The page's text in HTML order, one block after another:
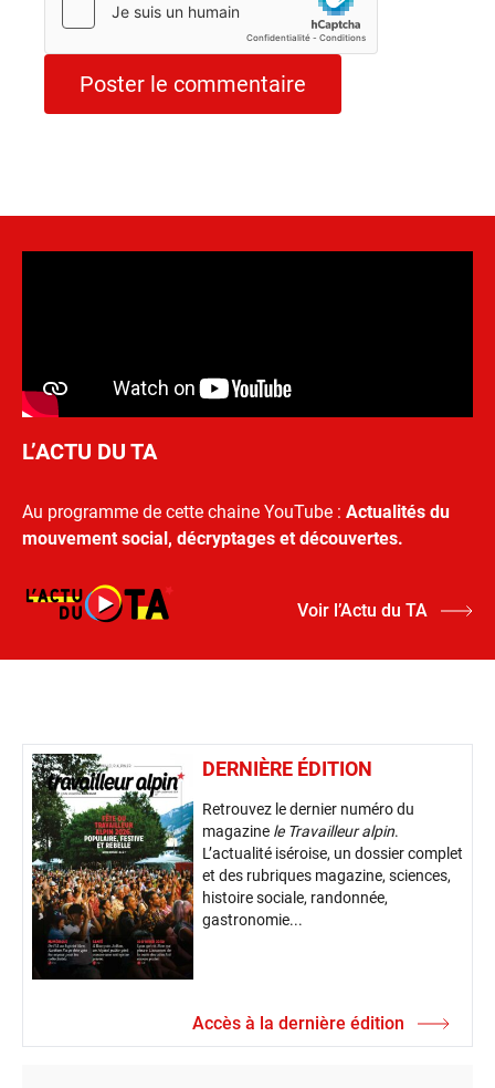
L’ACTU DU TA
Au programme de cette chaine YouTube : Actualités du
mouvement social, décryptages et découvertes.
Voir l’Actu du TA
DERNIÈRE ÉDITION
Retrouvez le dernier numéro du
magazine le Travailleur alpin.
L’actualité iséroise, un dossier complet
et des rubriques magazine, sciences,
histoire sociale, randonnée,
gastronomie...
Accès à la dernière édition